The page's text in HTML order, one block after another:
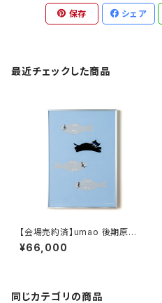
保存 シェア
最近チェックした商品
【会場売約済】umao 後期原画
作品I アザラシ
¥66,000
同じカテゴリの商品